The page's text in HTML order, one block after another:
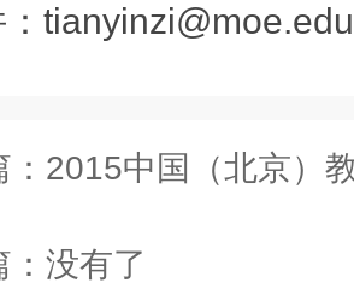
2015中国（北京）教
：没有了